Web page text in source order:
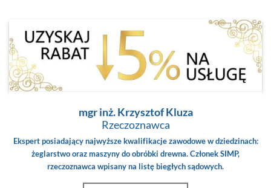
mgr inż. Krzysztof Kluza
Rzeczoznawca
Ekspert posiadający najwyższe kwalifikacje zawodowe w dziedzinach:
żeglarstwo oraz maszyny do obróbki drewna. Członek SIMP,
rzeczoznawca wpisany na listę biegłych sądowych.